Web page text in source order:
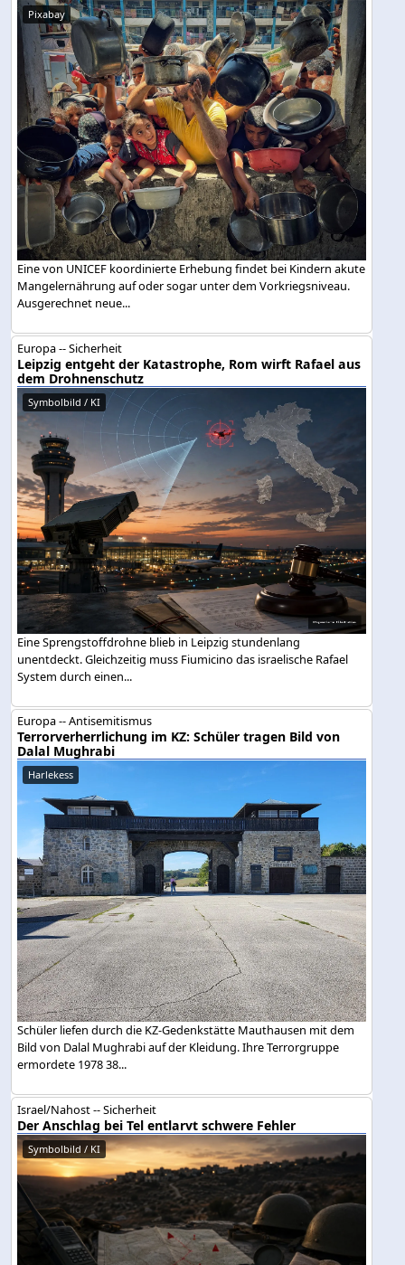
Pixabay
Eine von UNICEF koordinierte Erhebung findet bei Kindern akute
Mangelernährung auf oder sogar unter dem Vorkriegsniveau.
Ausgerechnet neue...
Europa -- Sicherheit
Leipzig entgeht der Katastrophe, Rom wirft Rafael aus
dem Drohnenschutz
Symbolbild / KI
Eine Sprengstoffdrohne blieb in Leipzig stundenlang
unentdeckt. Gleichzeitig muss Fiumicino das israelische Rafael
System durch einen...
Europa -- Antisemitismus
Terrorverherrlichung im KZ: Schüler tragen Bild von
Dalal Mughrabi
Harlekess
Schüler liefen durch die KZ-Gedenkstätte Mauthausen mit dem
Bild von Dalal Mughrabi auf der Kleidung. Ihre Terrorgruppe
ermordete 1978 38...
Israel/Nahost -- Sicherheit
Der Anschlag bei Tel entlarvt schwere Fehler
Symbolbild / KI